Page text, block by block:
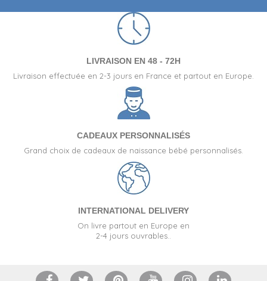
LIVRAISON EN 48 - 72H
Livraison effectuée en 2-3 jours en France et partout en Europe.
CADEAUX PERSONNALISÉS
Grand choix de cadeaux de naissance bébé personnalisés.
INTERNATIONAL DELIVERY
On livre partout en Europe en
2-4 jours ouvrables..